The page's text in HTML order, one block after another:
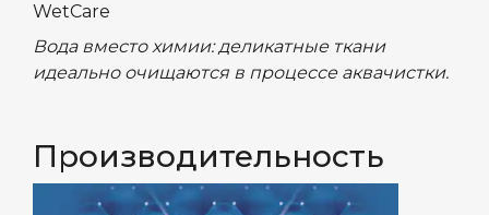
WetCare
Вода вместо химии: деликатные ткани
идеально очищаются в процессе аквачистки.
Производительность